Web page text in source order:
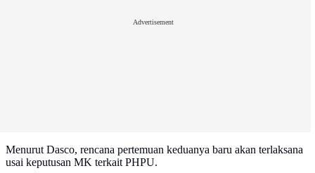
Advertisement
Menurut Dasco, rencana pertemuan keduanya baru akan terlaksana
usai keputusan MK terkait PHPU.